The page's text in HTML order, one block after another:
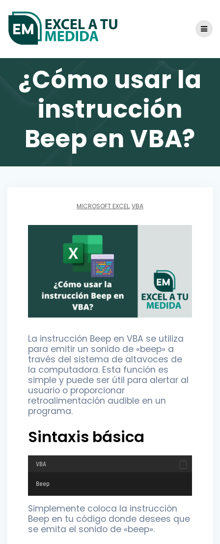
content
¿Cómo usar la
instrucción
Beep en VBA?
MICROSOFT EXCEL,VBA
La instrucción Beep en VBA se utiliza
para emitir un sonido de «beep» a
través del sistema de altavoces de
la computadora. Esta función es
simple y puede ser útil para alertar al
usuario o proporcionar
retroalimentación audible en un
programa.
Sintaxis básica
VBA
Beep
Simplemente coloca la instrucción
Beep en tu código donde desees que
se emita el sonido de «beep».